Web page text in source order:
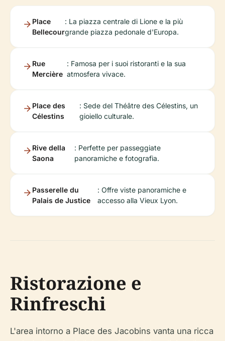
Place
Bellecour
: La piazza centrale di Lione e la più
grande piazza pedonale d'Europa.
Rue
Mercière
: Famosa per i suoi ristoranti e la sua
atmosfera vivace.
Place des
Célestins
: Sede del Théâtre des Célestins, un
gioiello culturale.
Rive della
Saona
: Perfette per passeggiate
panoramiche e fotografia.
Passerelle du
Palais de Justice
: Offre viste panoramiche e
accesso alla Vieux Lyon.
Ristorazione e
Rinfreschi
L'area intorno a Place des Jacobins vanta una ricca